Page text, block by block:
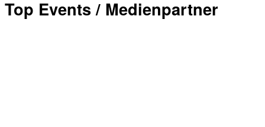
Top Events / Medienpartner